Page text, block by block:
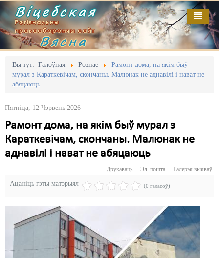
Віцебская
Рэгіянальны
праваабарончы сайт
Вясна
Вы тут: Галоўная Рознае
Рамонт дома, на якім быў
мурал з Караткевічам, скончаны. Малюнак не аднавілі і нават не
абяцаюць
Пятніца, 12 Чэрвень 2026
Рамонт дома, на якім быў мурал з
Караткевічам, скончаны. Малюнак не
аднавілі і нават не абяцаюць
Друкаваць Эл. пошта Галерэя выяваў
Ацаніць гэты матэрыял (0 галасоў)
Галоўная
Адміністрацыйны перасьлед
Акцыі
Выбары
Грамадзянскія ініцыятывы
Дзяржава
Дыскрымінацыя
Карная псыхіятрыя
Выданьні
Відэа
Пра нас
RSS